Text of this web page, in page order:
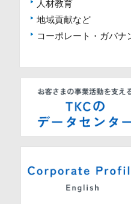
人材教育
地域貢献など
コーポレート・ガバナ